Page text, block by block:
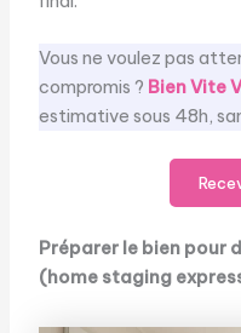
Vous ne voulez pas
compromis ? Bien Vite
estimative sous 48h,
Préparer le bien pour
(home staging